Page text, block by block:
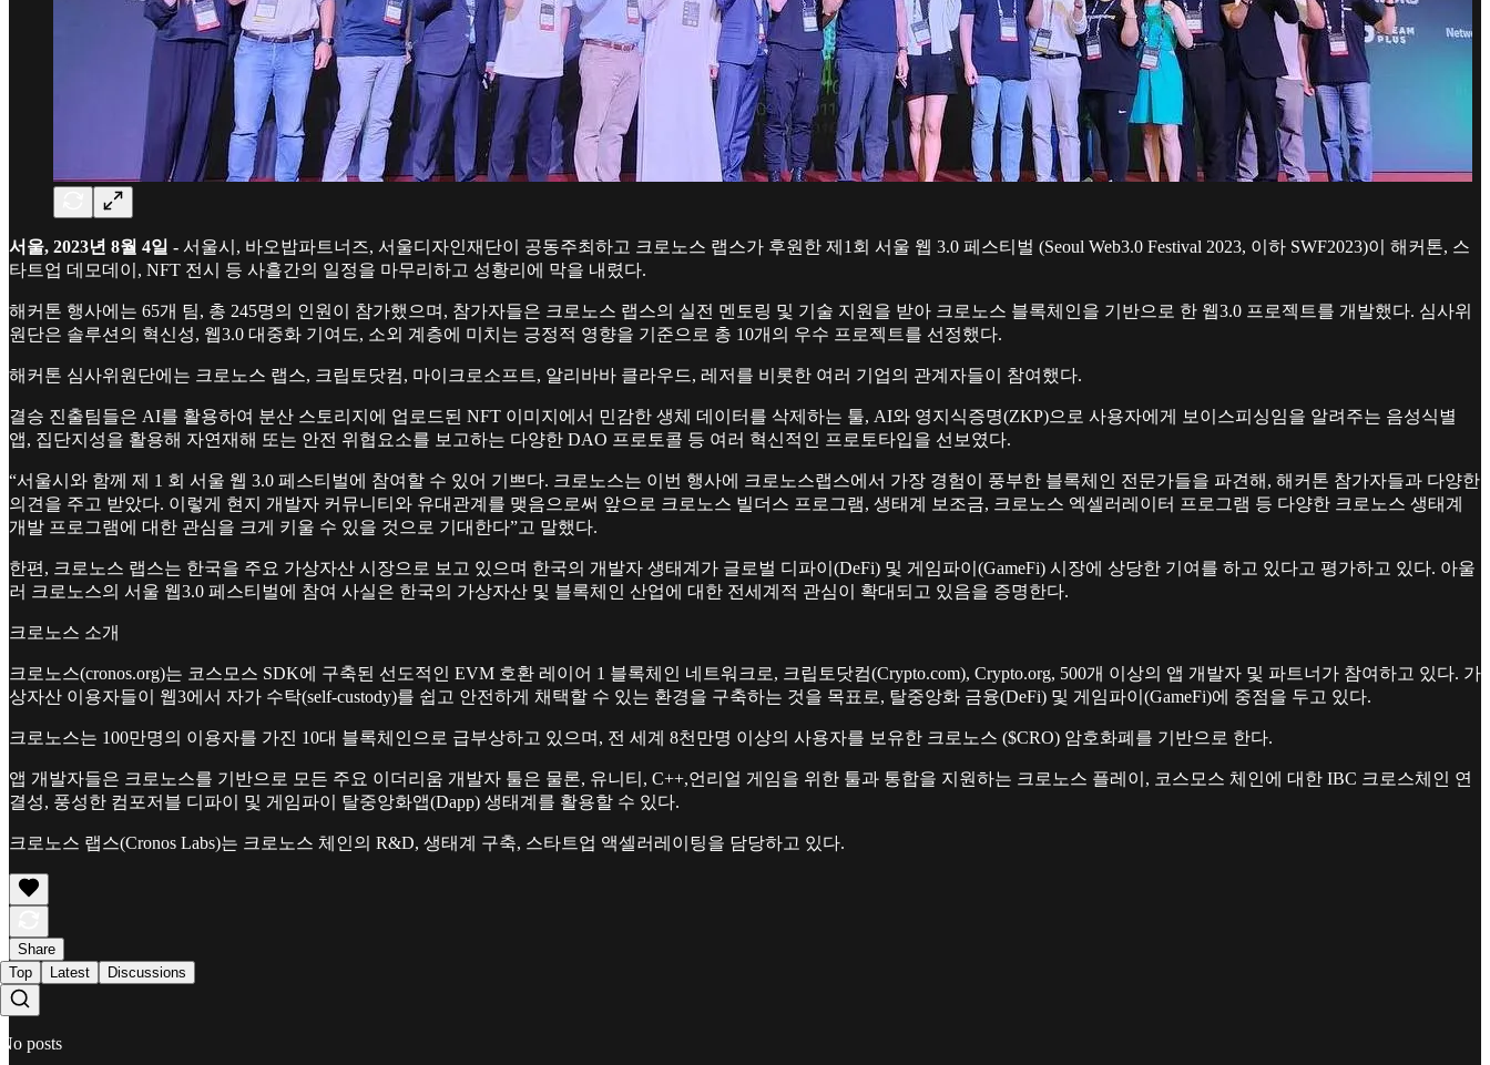
서울, 2023년 8월 4일 - 서울시, 바오밥파트너즈, 서울디자인재단이 공동주최하고 크로노스 랩스가 후원한 제1회 서울 웹 3.0 페스티벌 (Seoul Web3.0 Festival 2023, 이하 SWF2023)이 해커톤, 스
타트업 데모데이, NFT 전시 등 사흘간의 일정을 마무리하고 성황리에 막을 내렸다.
해커톤 행사에는 65개 팀, 총 245명의 인원이 참가했으며, 참가자들은 크로노스 랩스의 실전 멘토링 및 기술 지원을 받아 크로노스 블록체인을 기반으로 한 웹3.0 프로젝트를 개발했다. 심사위
원단은 솔루션의 혁신성, 웹3.0 대중화 기여도, 소외 계층에 미치는 긍정적 영향을 기준으로 총 10개의 우수 프로젝트를 선정했다.
해커톤 심사위원단에는 크로노스 랩스, 크립토닷컴, 마이크로소프트, 알리바바 클라우드, 레저를 비롯한 여러 기업의 관계자들이 참여했다.
결승 진출팀들은 AI를 활용하여 분산 스토리지에 업로드된 NFT 이미지에서 민감한 생체 데이터를 삭제하는 툴, AI와 영지식증명(ZKP)으로 사용자에게 보이스피싱임을 알려주는 음성식별
앱, 집단지성을 활용해 자연재해 또는 안전 위협요소를 보고하는 다양한 DAO 프로토콜 등 여러 혁신적인 프로토타입을 선보였다.
“서울시와 함께 제 1 회 서울 웹 3.0 페스티벌에 참여할 수 있어 기쁘다. 크로노스는 이번 행사에 크로노스랩스에서 가장 경험이 풍부한 블록체인 전문가들을 파견해, 해커톤 참가자들과 다양한
의견을 주고 받았다. 이렇게 현지 개발자 커뮤니티와 유대관계를 맺음으로써 앞으로 크로노스 빌더스 프로그램, 생태계 보조금, 크로노스 엑셀러레이터 프로그램 등 다양한 크로노스 생태계
개발 프로그램에 대한 관심을 크게 키울 수 있을 것으로 기대한다”고 말했다.
한편, 크로노스 랩스는 한국을 주요 가상자산 시장으로 보고 있으며 한국의 개발자 생태계가 글로벌 디파이(DeFi) 및 게임파이(GameFi) 시장에 상당한 기여를 하고 있다고 평가하고 있다. 아울
러 크로노스의 서울 웹3.0 페스티벌에 참여 사실은 한국의 가상자산 및 블록체인 산업에 대한 전세계적 관심이 확대되고 있음을 증명한다.
크로노스 소개
크로노스(cronos.org)는 코스모스 SDK에 구축된 선도적인 EVM 호환 레이어 1 블록체인 네트워크로, 크립토닷컴(Crypto.com), Crypto.org, 500개 이상의 앱 개발자 및 파트너가 참여하고 있다. 가
상자산 이용자들이 웹3에서 자가 수탁(self-custody)를 쉽고 안전하게 채택할 수 있는 환경을 구축하는 것을 목표로, 탈중앙화 금융(DeFi) 및 게임파이(GameFi)에 중점을 두고 있다.
크로노스는 100만명의 이용자를 가진 10대 블록체인으로 급부상하고 있으며, 전 세계 8천만명 이상의 사용자를 보유한 크로노스 ($CRO) 암호화폐를 기반으로 한다.
앱 개발자들은 크로노스를 기반으로 모든 주요 이더리움 개발자 툴은 물론, 유니티, C++,언리얼 게임을 위한 툴과 통합을 지원하는 크로노스 플레이, 코스모스 체인에 대한 IBC 크로스체인 연
결성, 풍성한 컴포저블 디파이 및 게임파이 탈중앙화앱(Dapp) 생태계를 활용할 수 있다.
크로노스 랩스(Cronos Labs)는 크로노스 체인의 R&D, 생태계 구축, 스타트업 액셀러레이팅을 담당하고 있다.
Share
Top
Latest Discussions
No posts